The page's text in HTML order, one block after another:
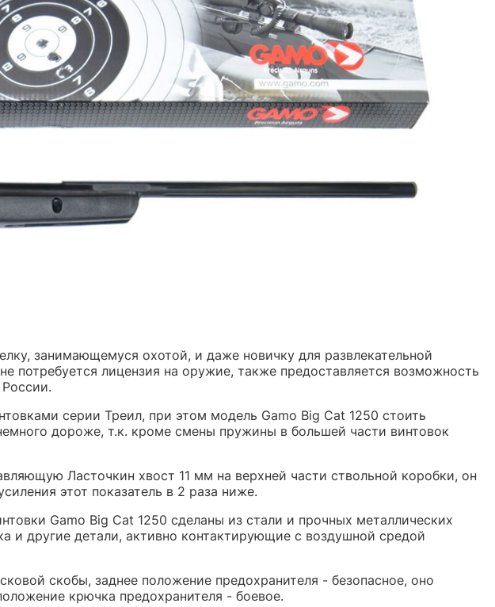
занимающемуся охотой, и даже новичку для развлекательной
лицензия на оружие, также предоставляется возможность
серии Треил, при этом модель Gamo Big Cat 1250 стоить
дороже, т.к. кроме смены пружины в большей части винтовок
Ласточкин хвост 11 мм на верхней части ствольной коробки, он
этот показатель в 2 раза ниже.
Gamo Big Cat 1250 сделаны из стали и прочных металлических
и другие детали, активно контактирующие с воздушной средой
скобы, заднее положение предохранителя - безопасное, оно
крючка предохранителя - боевое.